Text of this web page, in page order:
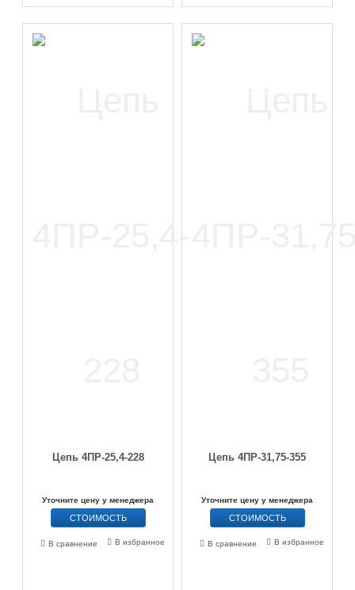
Цепь 4ПР-25,4-228
Уточните цену у менеджера
СТОИМОСТЬ
В избранное
В сравнение
Цепь 4ПР-31,75-355
Уточните цену у менеджера
СТОИМОСТЬ
В избранное
В сравнение